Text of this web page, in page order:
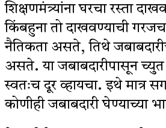
शिक्षणमंत्र्यांना घरचा रस्ता
किंबहुना तो दाखवण्याची
नैतिकता असते, तिथे
असते. या जबाबदारीपासून
स्वतःच दूर व्हायचा. इथे
कोणीही जबाबदारी घेण्याच्या